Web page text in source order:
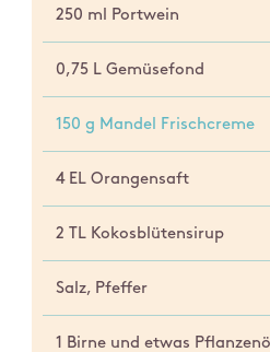
250 ml Portwein
0,75 L Gemüsefond
150 g Mandel Frischcreme
4 EL Orangensaft
2 TL Kokosblütensirup
Salz, Pfeffer
1 Birne und etwas